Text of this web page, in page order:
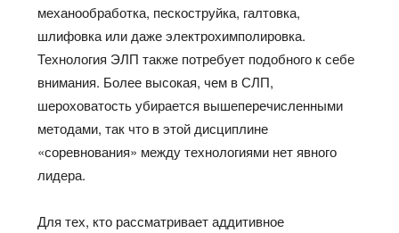
механообработка, пескоструйка, галтовка,
шлифовка или даже электрохимполировка.
Технология ЭЛП также потребует подобного к себе
внимания. Более высокая, чем в СЛП,
шероховатость убирается вышеперечисленными
методами, так что в этой дисциплине
«соревнования» между технологиями нет явного
лидера.
Для тех, кто рассматривает аддитивное